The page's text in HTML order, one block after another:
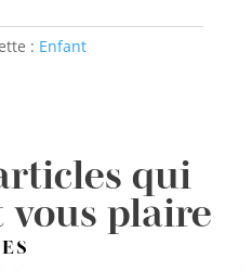
: Enfant
qui
plaire